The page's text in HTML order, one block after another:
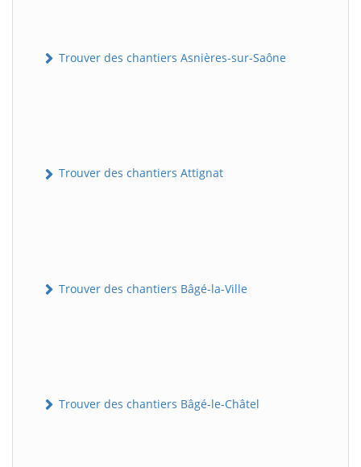
Trouver des chantiers Asnières-sur-Saône
Trouver des chantiers Attignat
Trouver des chantiers Bâgé-la-Ville
Trouver des chantiers Bâgé-le-Châtel